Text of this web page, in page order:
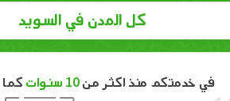
كل المدن في السويد
في خدمتكم منذ اكثر من10 سنوات